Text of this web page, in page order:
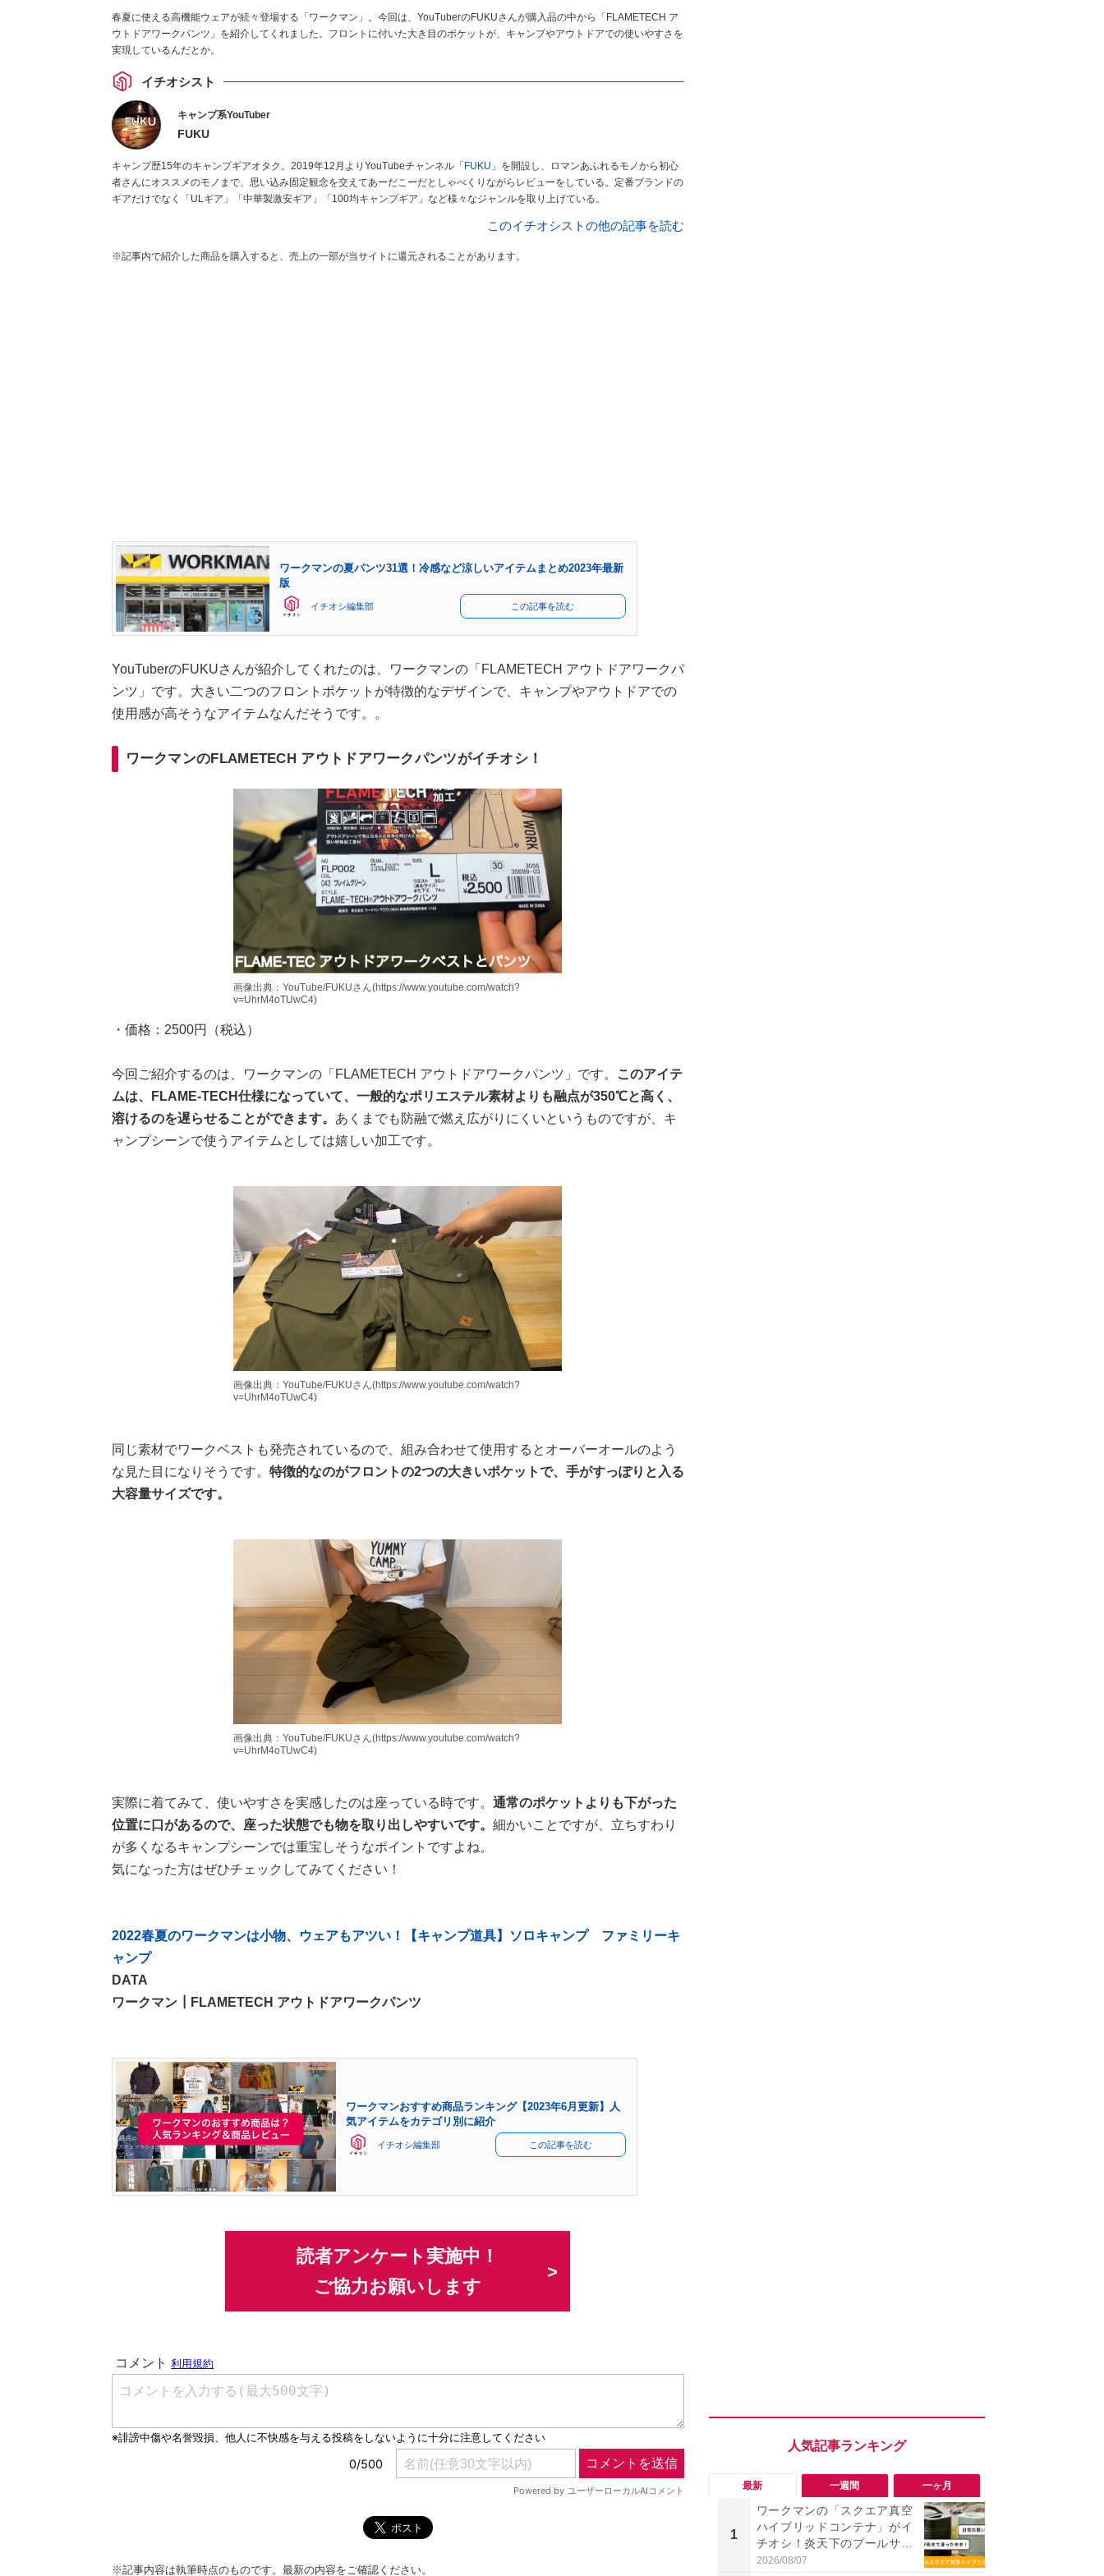
春夏に使える高機能ウェアが続々登場する「ワークマン」。今回は、YouTuberのFUKUさんが購入品の中から「FLAMETECH ア
ウトドアワークパンツ」を紹介してくれました。フロントに付いた大き目のポケットが、キャンプやアウトドアでの使いやすさを
実現しているんだとか。
イチオシスト
キャンプ系YouTuber
FUKU
キャンプ歴15年のキャンプギアオタク。2019年12月よりYouTubeチャンネル「 FUKU 」を開設し、ロマンあふれるモノから初心
者さんにオススメのモノまで、思い込み固定観念を交えてあーだこーだとしゃべくりながらレビューをしている。定番ブランドの
ギアだけでなく「ULギア」「中華製激安ギア」「100均キャンプギア」など様々なジャンルを取り上げている。
このイチオシストの他の記事を読む
※記事内で紹介した商品を購入すると、売上の一部が当サイトに還元されることがあります。
ワークマンの夏パンツ31選！冷感など涼しいアイテムまとめ2023年最新
版
イチオシ編集部 この記事を読む
YouTuberのFUKUさんが紹介してくれたのは、ワークマンの「FLAMETECH アウトドアワークパ
ンツ」です。大きい二つのフロントポケットが特徴的なデザインで、キャンプやアウトドアでの
使用感が高そうなアイテムなんだそうです。。
ワークマンのFLAMETECH アウトドアワークパンツがイチオシ！
画像出典：YouTube/FUKUさん(https://www.youtube.com/watch?
v=UhrM4oTUwC4)
・価格：2500円（税込）
今回ご紹介するのは、ワークマンの「FLAMETECH アウトドアワークパンツ」です。
このアイテ
ムは、FLAME-TECH仕様になっていて、一般的なポリエステル素材よりも融点が350℃と高く、
溶けるのを遅らせることができます。 あくまでも防融で燃え広がりにくいというものですが、キ
ャンプシーンで使うアイテムとしては嬉しい加工です。
画像出典：YouTube/FUKUさん(https://www.youtube.com/watch?
v=UhrM4oTUwC4)
同じ素材でワークベストも発売されているので、組み合わせて使用するとオーバーオールのよう
な見た目になりそうです。 特徴的なのがフロントの2つの大きいポケットで、手がすっぽりと入る
大容量サイズです。
画像出典：YouTube/FUKUさん(https://www.youtube.com/watch?
v=UhrM4oTUwC4)
実際に着てみて、使いやすさを実感したのは座っている時です。 通常のポケットよりも下がった
位置に口があるので、座った状態でも物を取り出しやすいです。 細かいことですが、立ちすわり
が多くなるキャンプシーンでは重宝しそうなポイントですよね。
気になった方はぜひチェックしてみてください！
2022春夏のワークマンは小物、ウェアもアツい！【キャンプ道具】ソロキャンプ ファミリーキ
ャンプ
DATA
ワークマン┃FLAMETECH アウトドアワークパンツ
ワークマンおすすめ商品ランキング【2023年6月更新】人
気アイテムをカテゴリ別に紹介
イチオシ編集部 この記事を読む
読者アンケート実施中！
ご協力お願いします
※記事内容は執筆時点のものです。最新の内容をご確認ください。
最新 一週間 一ヶ月
1
ワークマンの「スクエア真空
ハイブリッドコンテナ」がイ
チオシ！炎天下のプールサイ
ドでも「氷が溶けない」と絶
2026/08/07